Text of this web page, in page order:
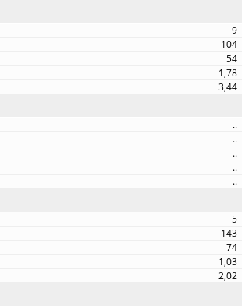
9
104
54
1,78
3,44
..
..
..
..
..
5
143
74
1,03
2,02